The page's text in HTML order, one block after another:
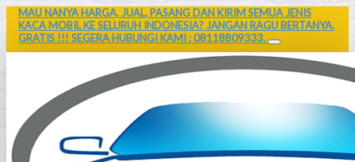
MAU NANYA HARGA, JUAL, PASANG DAN KIRIM SEMUA JENIS
KACA MOBIL KE SELURUH INDONESIA? JANGAN RAGU BERTANYA.
GRATIS !!! SEGERA HUBUNGI KAMI : 08118809333.